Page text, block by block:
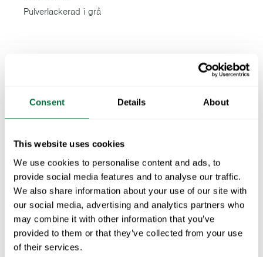
Consent Details About
This website uses cookies
We use cookies to personalise content and ads, to
provide social media features and to analyse our traffic.
We also share information about your use of our site with
our social media, advertising and analytics partners who
may combine it with other information that you’ve
provided to them or that they’ve collected from your use
of their services.
Pulverlackerad i grå